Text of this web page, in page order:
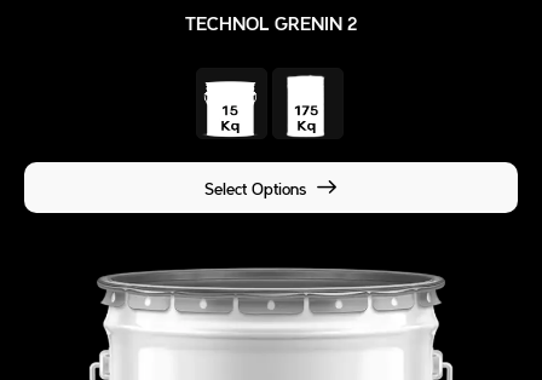
TECHNOL GRENIN 2
Select Options